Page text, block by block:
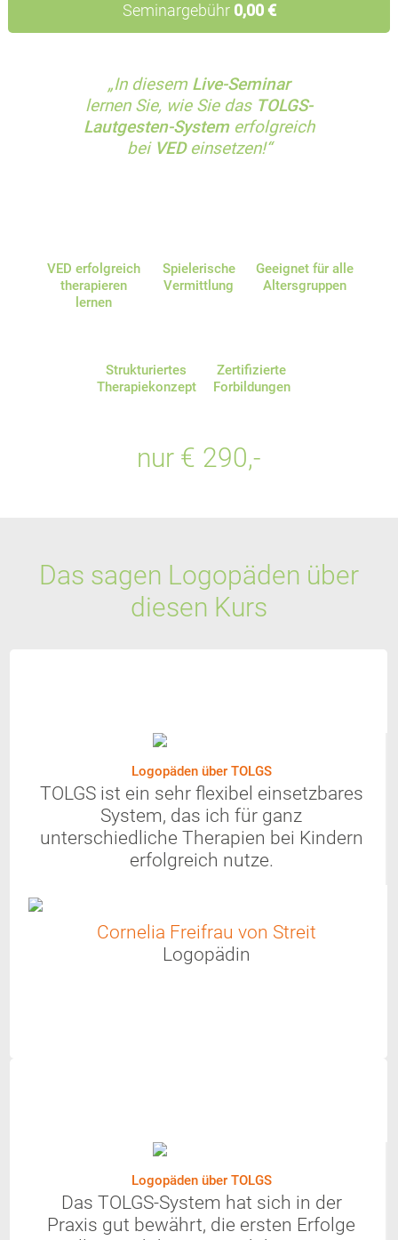
Seminargebühr 0,00 €
„In diesem Live-Seminar
lernen Sie, wie Sie das TOLGS-
Lautgesten-System erfolgreich
bei VEDeinsetzen!“
VED erfolgreich
therapieren
lernen
Spielerische
Vermittlung
Geeignet für alle
Altersgruppen
Strukturiertes
Therapiekonzept
Zertifizierte
Forbildungen
nur € 290,-
Das sagen Logopäden über
diesen Kurs
Logopäden über TOLGS
TOLGS ist ein sehr flexibel einsetzbares
System, das ich für ganz
unterschiedliche Therapien bei Kindern
erfolgreich nutze.
Cornelia Freifrau von Streit
Logopädin
Logopäden über TOLGS
Das TOLGS-System hat sich in der
Praxis gut bewährt, die ersten Erfolge